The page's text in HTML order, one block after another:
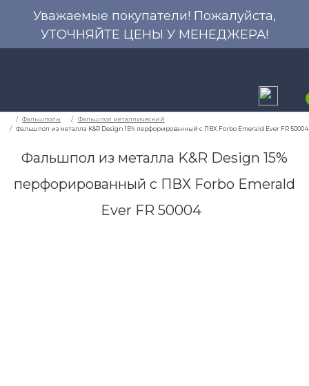
Уважаемые покупатели! Пожалуйста,
УТОЧНЯЙТЕ ЦЕНЫ У МЕНЕДЖЕРА!
Фальшполы
Фальшпол из металла K&R Design 15%
Фальшпол из металла K&R Design 15%
перфорированный с ПВХ Forbo Emerald
Ever FR 50004